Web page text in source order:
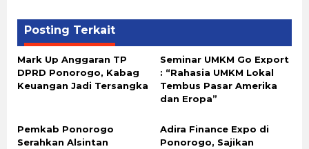
Posting Terkait
Mark Up Anggaran TP
DPRD Ponorogo, Kabag
Keuangan Jadi Tersangka
Seminar UMKM Go Export
: “Rahasia UMKM Lokal
Tembus Pasar Amerika
dan Eropa”
Pemkab Ponorogo
Serahkan Alsintan
Adira Finance Expo di
Ponorogo, Sajikan